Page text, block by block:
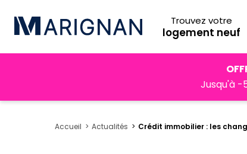
Trouvez votre
logement neuf
Jusqu'à -
Accueil Actualités Crédit immobilier : les